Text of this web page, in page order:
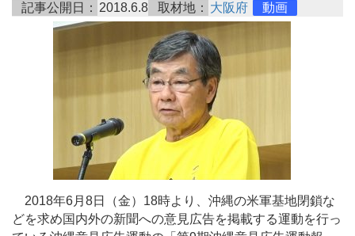
記事公開日： 2018.6.8 取材地： 大阪府 動画
2018年6月8日（金）18時より、沖縄の米軍基地閉鎖な
どを求め国内外の新聞への意見広告を掲載する運動を行っ